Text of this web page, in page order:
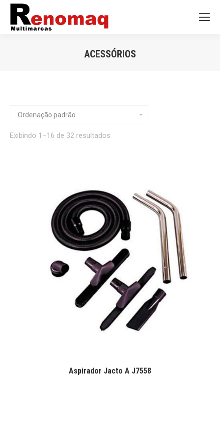
ACESSÓRIOS
Exibindo 1–16 de 32 resultados
Aspirador Jacto A J7558